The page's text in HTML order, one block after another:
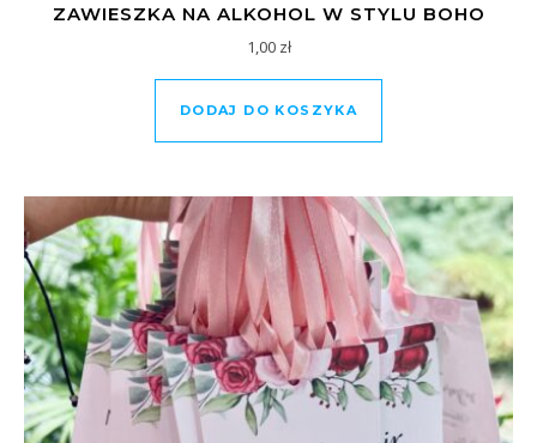
ZAWIESZKA NA ALKOHOL W STYLU BOHO
1,00 zł
DODAJ DO KOSZYKA